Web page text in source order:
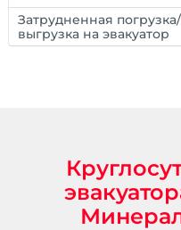
Затрудненная погрузка/
выгрузка на эвакуатор